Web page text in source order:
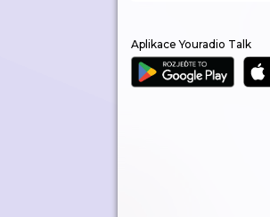
Aplikace Youradio Talk